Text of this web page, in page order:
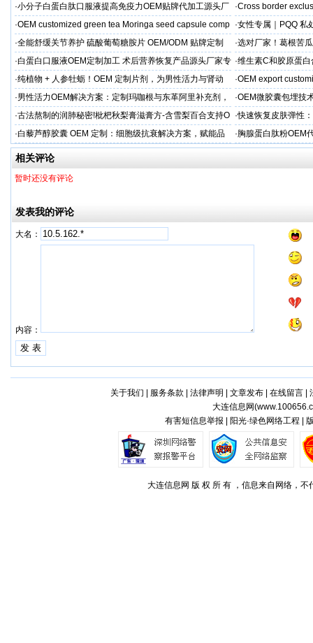
决方案，助力外贸客户全球市场
保障
·小分子白蛋白肽口服液提高免疫力OEM贴牌代加工源头厂
家直供
·Cross border
·OEM customized green tea Moringa seed capsule comp ·女性专属｜PQQ 私
贸专供
·全能舒缓关节养护 硫酸葡萄糖胺片 OEM/ODM 贴牌定制
按需定制
·选对厂家！葛根苦
·白蛋白口服液OEM定制加工 术后营养恢复产品源头厂家专
属服务
·维生素C和胶原蛋
·纯植物 + 人参牡蛎！OEM 定制片剂，为男性活力与肾动
力保驾护航
·OEM export
·男性活力OEM解决方案：定制玛咖根与东革阿里补充剂，
出口市场专属
·OEM微胶囊包埋技
代工定制
·古法熬制的润肺秘密!枇杷秋梨膏滋膏方-含雪梨百合支持O
EM加工
·快速恢复皮肤弹性
美肌补充剂专业代工
·白藜芦醇胶囊 OEM 定制：细胞级抗衰解决方案，赋能品
牌精准布局大健康
· 胸腺蛋白肽粉OEM
力健康产品快速上市
相关评论
暂时还没有评论
发表我的评论
大名：
内容：
关于我们 服务条款 法律声明 文章发布| 在线留言|
大连信息网(
有害短信息举报 | 阳光·绿色网络工程 |
大连信息网 版 权 所 有 ，信息来自网络，